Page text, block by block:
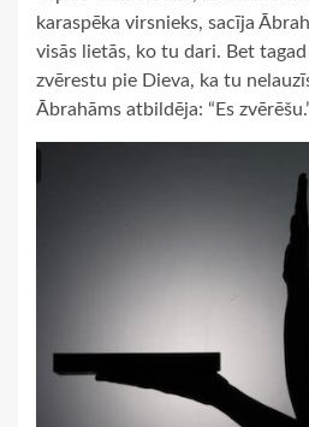
karaspēka virsnieks, sacīja
visās lietās, ko tu dari. Bet
zvērestu pie Dieva, ka tu
Ābrahāms atbildēja: “Es